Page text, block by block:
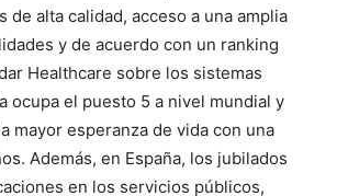
de alta calidad, acceso a una amplia
y de acuerdo con un ranking
Healthcare sobre los sistemas
ocupa el puesto 5 a nivel mundial y
mayor esperanza de vida con una
Además, en España, los jubilados
en los servicios públicos,